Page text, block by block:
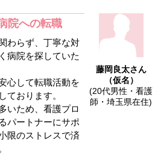
藤岡良太さん
（仮名）
(20代男性・看護
師・埼玉県在住)
院への転職
わらず、丁寧な対
病院を探していた
心して転職活動を
ております。
いため、看護プロ
パートナーにサポ
限のストレスで済